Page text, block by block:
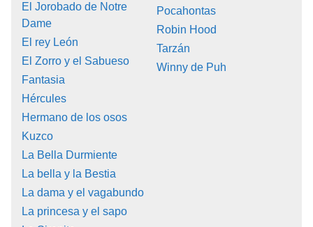
El Jorobado de Notre
Dame
El rey León
El Zorro y el Sabueso
Fantasia
Hércules
Hermano de los osos
Kuzco
La Bella Durmiente
La bella y la Bestia
La dama y el vagabundo
La princesa y el sapo
Pocahontas
Robin Hood
Tarzán
Winny de Puh